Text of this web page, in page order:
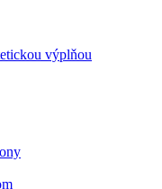
výplňou